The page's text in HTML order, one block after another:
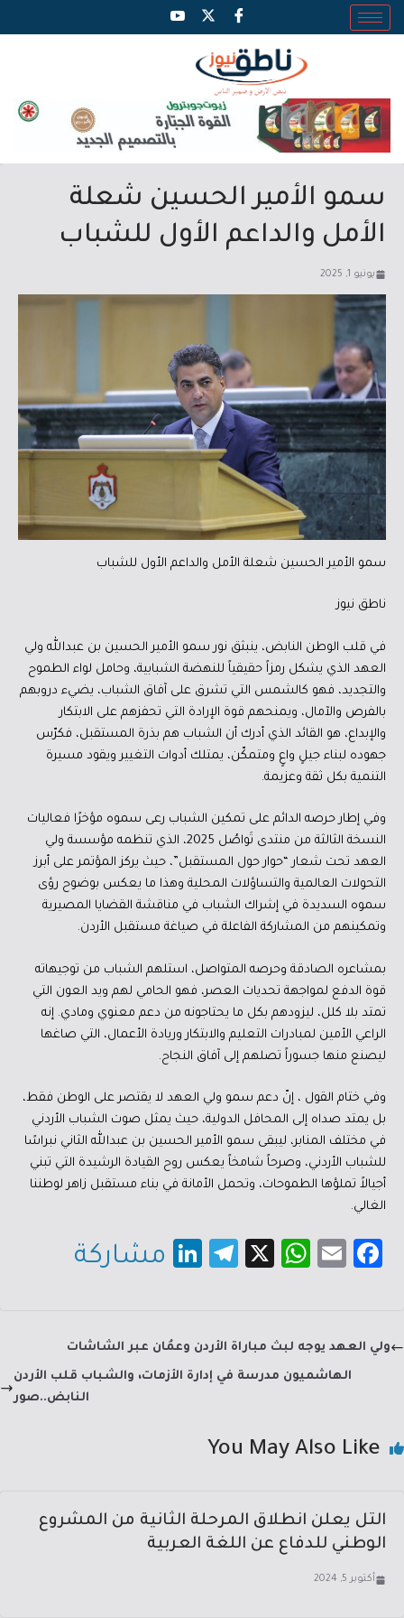
سمو الأمير الحسين شعلة
الأمل والداعم الأول للشباب
يونيو 1, 2025
سمو الأمير الحسين شعلة الأمل والداعم الأول للشباب
ناطق نيوز
في قلب الوطن النابض، ينبثق نور سمو الأمير الحسين بن عبدالله ولي
العهد الذي يشكل رمزاً حقيقياً للنهضة الشبابية، وحامل لواء الطموح
والتجديد، فهو كالشمس التي تشرق على آفاق الشباب، يضيء دروبهم
بالفرص والآمال، ويمنحهم قوة الإرادة التي تحفزهم على الابتكار
والإبداع، هو القائد الذي أدرك أن الشباب هم بذرة المستقبل، فكرّس
جهوده لبناء جيلٍ واعٍ ومتمكّن، يمتلك أدوات التغيير ويقود مسيرة
التنمية بكل ثقة وعزيمة.
وفي إطار حرصه الدائم على تمكين الشباب رعى سموه مؤخرًا فعاليات
النسخة الثالثة من منتدى تَواصُل 2025، الذي تنظمه مؤسسة ولي
العهد تحت شعار “حوار حول المستقبل”، حيث يركز المؤتمر على أبرز
التحولات العالمية والتساؤلات المحلية وهذا ما يعكس بوضوح رؤى
سموه السديدة في إشراك الشباب في مناقشة القضايا المصيرية
وتمكينهم من المشاركة الفاعلة في صياغة مستقبل الأردن.
بمشاعره الصادقة وحرصه المتواصل، استلهم الشباب من توجيهاته
قوة الدفع لمواجهة تحديات العصر، فهو الحامي لهم ويد العون التي
تمتد بلا كلل، ليزودهم بكل ما يحتاجونه من دعم معنوي ومادي. إنه
الراعي الأمين لمبادرات التعليم والابتكار وريادة الأعمال، التي صاغها
ليصنع منها جسوراً تصلهم إلى آفاق النجاح.
وفي ختام القول ، إنّ دعم سمو ولي العهد لا يقتصر على الوطن فقط،
بل يمتد صداه إلى المحافل الدولية، حيث يمثل صوت الشباب الأردني
في مختلف المنابر، ليبقى سمو الأمير الحسين بن عبدالله الثاني نبراسًا
للشباب الأردني، وصرحاً شامخاً يعكس روح القيادة الرشيدة التي تبني
أجيالاً تملؤها الطموحات، وتحمل الأمانة في بناء مستقبل زاهر لوطننا
الغالي.
Fa
b
o
E
W
sA
p
X
Te
a
m
Li
dI
n
مشاركة
ولي العهد يوجه لبث مباراة الأردن وعمُان عبر الشاشات
الهاشميون مدرسة في إدارة الأزمات، والشباب قلب الأردن
النابض..صور
You May Also Like
التل يعلن انطلاق المرحلة الثانية من المشروع
الوطني للدفاع عن اللغة العربية
أكتوبر 5, 2024